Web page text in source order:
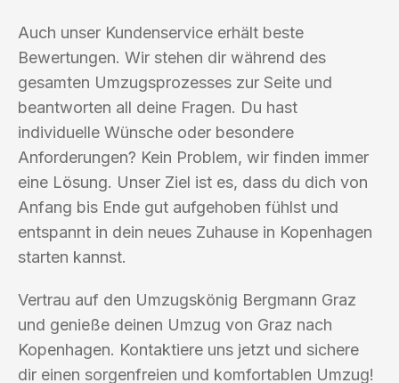
Auch unser Kundenservice erhält beste
Bewertungen. Wir stehen dir während des
gesamten Umzugsprozesses zur Seite und
beantworten all deine Fragen. Du hast
individuelle Wünsche oder besondere
Anforderungen? Kein Problem, wir finden immer
eine Lösung. Unser Ziel ist es, dass du dich von
Anfang bis Ende gut aufgehoben fühlst und
entspannt in dein neues Zuhause in Kopenhagen
starten kannst.
Vertrau auf den Umzugskönig Bergmann Graz
und genieße deinen Umzug von Graz nach
Kopenhagen. Kontaktiere uns jetzt und sichere
dir einen sorgenfreien und komfortablen Umzug!